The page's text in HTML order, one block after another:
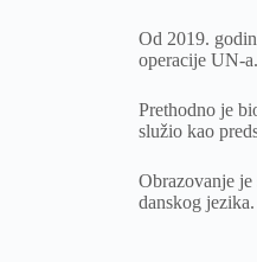
Od 2019.
operacije UN-a.
Prethodno je
služio kao
Obrazovanje
danskog jezika.